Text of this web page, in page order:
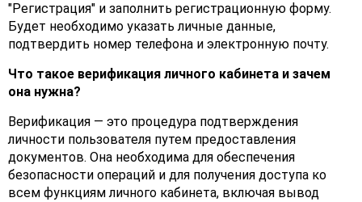
"Регистрация" и заполнить регистрационную форму.
Будет необходимо указать личные данные,
подтвердить номер телефона и электронную почту.
Что такое верификация личного кабинета и зачем
она нужна?
Верификация — это процедура подтверждения
личности пользователя путем предоставления
документов. Она необходима для обеспечения
безопасности операций и для получения доступа ко
всем функциям личного кабинета, включая вывод